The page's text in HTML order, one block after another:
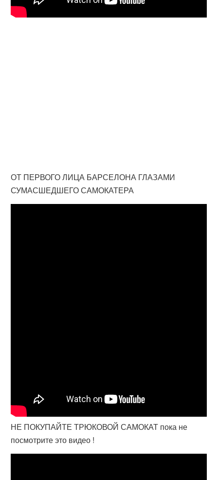
ОТ ПЕРВОГО ЛИЦА БАРСЕЛОНА ГЛАЗАМИ
СУМАСШЕДШЕГО САМОКАТЕРА
НЕ ПОКУПАЙТЕ ТРЮКОВОЙ САМОКАТ пока не
посмотрите это видео !